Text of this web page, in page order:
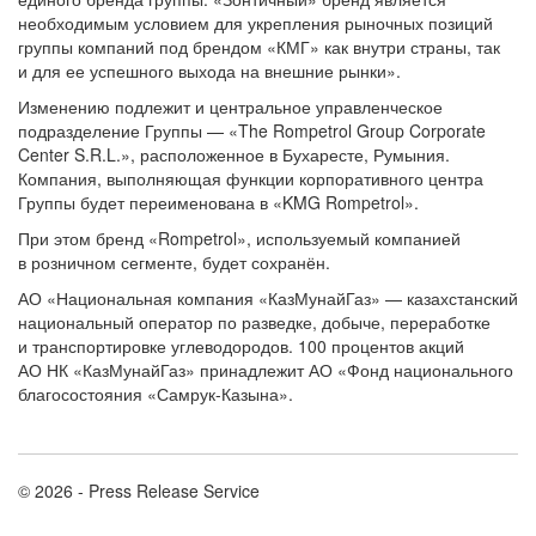
необходимым условием для укрепления рыночных позиций
группы компаний под брендом «КМГ» как внутри страны, так
и для ее успешного выхода на внешние рынки».
Изменению подлежит и центральное управленческое
подразделение Группы — «The Rompetrol Group Corporate
Center S.R.L.», расположенное в Бухаресте, Румыния.
Компания, выполняющая функции корпоративного центра
Группы будет переименована в «KMG Rompetrol».
При этом бренд «Rompetrol», используемый компанией
в розничном сегменте, будет сохранён.
АО «Национальная компания «КазМунайГаз» — казахстанский
национальный оператор по разведке, добыче, переработке
и транспортировке углеводородов. 100 процентов акций
АО НК «КазМунайГаз» принадлежит АО «Фонд национального
благосостояния «Самрук-Казына».
© 2026 - Press Release Service